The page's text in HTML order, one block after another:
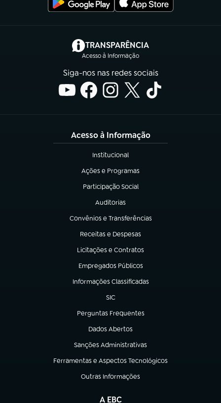
TRANSPARÊNCIA
Acesso à Informação
(abre em nova aba)
Siga-nos nas redes sociais
Acesso à Informação
Institucional
(abre em nova aba)
Ações e Programas
(abre em nova aba)
Participação Social
(abre em nova aba)
Auditorias
(abre em nova aba)
Convênios e Transferências
(abre em nova aba)
Receitas e Despesas
(abre em nova aba)
Licitações e Contratos
(abre em nova aba)
Empregados Públicos
(abre em nova aba)
Informações Classificadas
(abre em nova aba)
SIC
(abre em nova aba)
Perguntas Frequentes
(abre em nova aba)
Dados Abertos
(abre em nova aba)
Sanções Administrativas
(abre em nova aba)
Ferramentas e Aspectos Tecnológicos
(abre em nova aba)
Outras Informações
(abre em nova aba)
A EBC